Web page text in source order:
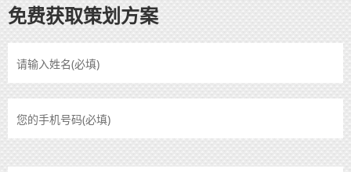
免费获取策划方案